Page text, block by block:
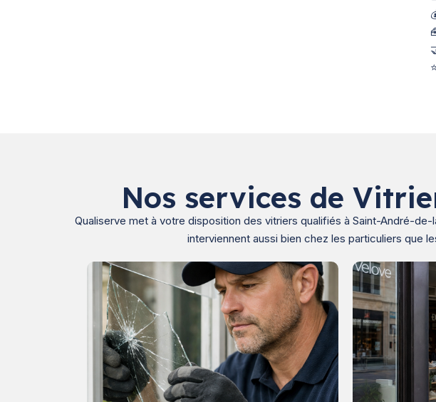
Nos services de
Qualiserve met à votre disposition des vitriers qualifiés à Saint-André-
interviennent aussi bien chez les particuliers que